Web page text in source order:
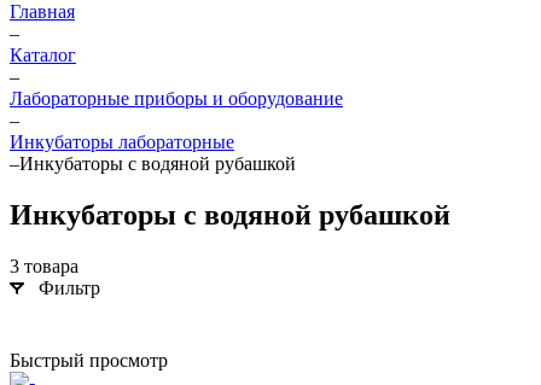
Главная
–
Каталог
–
Лабораторные приборы и оборудование
–
Инкубаторы лабораторные
–Инкубаторы с водяной рубашкой
Инкубаторы с водяной рубашкой
3 товара
Фильтр
Быстрый просмотр